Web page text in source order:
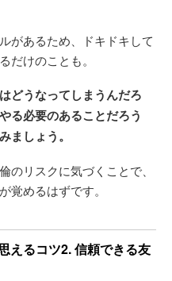
があるため、ドキドキして
だけのことも。
どうなってしまうんだろ
る必要のあることだろう
ましょう。
のリスクに気づくことで、
覚めるはずです。
えるコツ2. 信頼できる友